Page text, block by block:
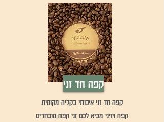
קפה חד זני
קפה חד זני איכותי בקליה מקומית
קפה ויזיני מביא לכם זני קפה מובחרים